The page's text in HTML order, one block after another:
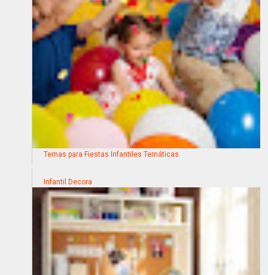
Temas para Fiestas Infantiles Temáticas
Infantil Decora